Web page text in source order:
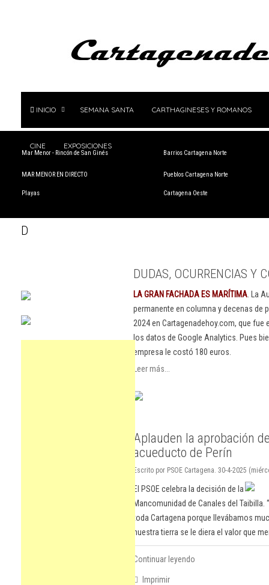
INICIO SEMANA SANTA CARTHAGINESES Y ROMANOS
CINE EXPOSICIONES
Mar Menor - Rincón de San Ginés
MAR MENOR EN DIRECTO
Playas
Barrios Cartagena Norte
Pueblos Cartagena Norte
Cartagena Oeste
D
DUDAS, OCURRENCIAS Y
LA GRAN FACHADA ES MARÍTIMA . La
permanente en columna y decenas
2024 en Cartagenadehoy.com, que
los datos de Google Analytics. Pues
empresa le costó 180 euros.
Leer más...
Aplauden la aprobación
acueducto de Perín
Escrito por PSOE Cartagena. 30-4-2025
El PSOE celebra la decisión de la
Mancomunidad de Canales del
toda Cartagena porque llevábamos
nuestra tierra se le diera el valor que
Continuar leyendo
Imprimir